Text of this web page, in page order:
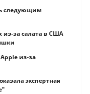
следующим
за салата в США
из-за
экспертная